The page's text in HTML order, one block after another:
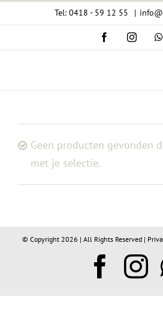
Tel: 0418 - 59 12 55 |
Facebook
Geen producten gevonden
met je selectie.
© Copyright 2026 | All Rights Reserved |